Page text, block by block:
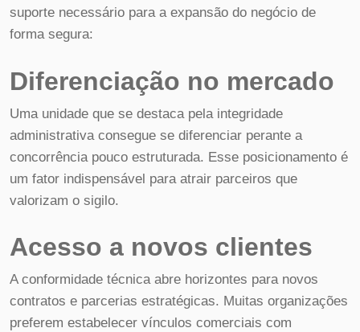
suporte necessário para a expansão do negócio de
forma segura:
Diferenciação no mercado
Uma unidade que se destaca pela integridade
administrativa consegue se diferenciar perante a
concorrência pouco estruturada. Esse posicionamento é
um fator indispensável para atrair parceiros que
valorizam o sigilo.
Acesso a novos clientes
A conformidade técnica abre horizontes para novos
contratos e parcerias estratégicas. Muitas organizações
preferem estabelecer vínculos comerciais com